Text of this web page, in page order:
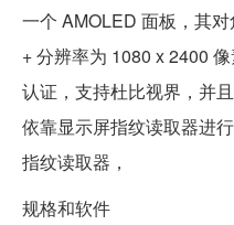
一个 AMOLED 面板，其
+ 分辨率为 1080 x 2400
认证，支持杜比视界，并
依靠显示屏指纹读取器进
指纹读取器，
规格和软件